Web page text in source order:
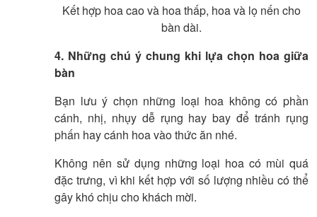
Kết hợp hoa cao và hoa thấp, hoa và lọ nến cho
bàn dài.
4. Những chú ý chung khi lựa chọn hoa giữa
bàn
Bạn lưu ý chọn những loại hoa không có phần
cánh, nhị, nhụy dễ rụng hay bay để tránh rụng
phấn hay cánh hoa vào thức ăn nhé.
Không nên sử dụng những loại hoa có mùi quá
đặc trưng, vì khi kết hợp với số lượng nhiều có thể
gây khó chịu cho khách mời.